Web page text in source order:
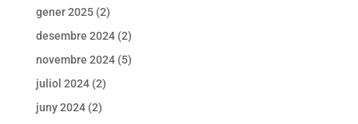
gener 2025(2)
desembre 2024(2)
novembre 2024(5)
juliol 2024(2)
juny 2024(2)